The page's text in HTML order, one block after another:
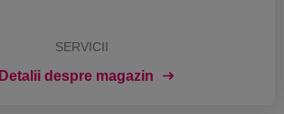
SERVICII
Detalii despre magazin